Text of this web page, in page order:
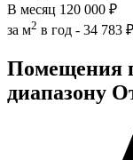
В месяц 120 000 ₽
за м2 в год - 34 783 ₽
Помещения
диапазону